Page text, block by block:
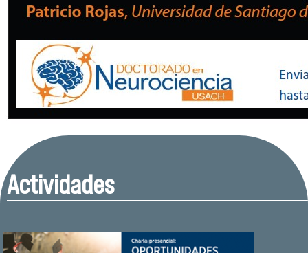
Actividades